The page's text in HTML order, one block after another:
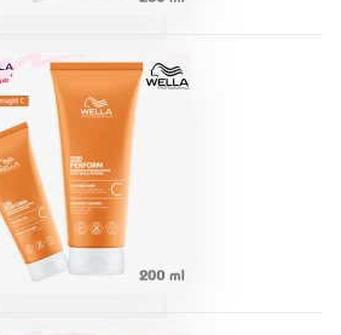
PERFORM+
STRAIGHT
RÉDUCTEUR C
WELLA
Produits